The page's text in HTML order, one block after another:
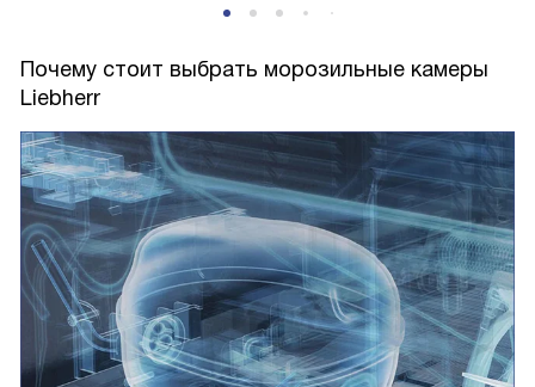
Почему стоит выбрать морозильные камеры
Liebherr